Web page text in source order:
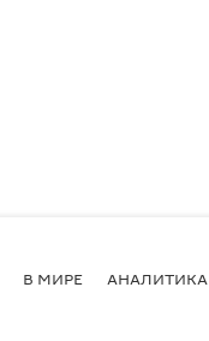
В МИРЕ АНАЛИТИКА